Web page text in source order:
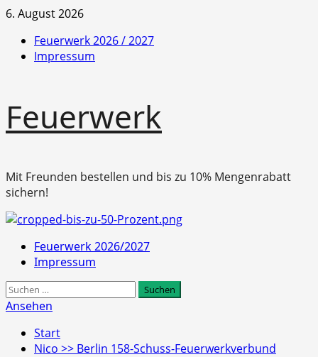
Zum
springen
6. August 2026
Feuerwerk 2026 / 2027
Impressum
Feuerwerk
Mit Freunden bestellen und bis zu 10% Mengenrabatt
sichern!
Primäres
Menü
Feuerwerk 2026/2027
Impressum
Suchen
nach:
Ansehen
Start
Nico >> Berlin 158-Schuss-Feuerwerkverbund